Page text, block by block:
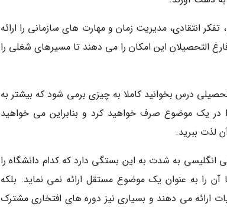
انتقادی، مدیریت زمان و مهارت های سازمانی را ارائه
التحصیلان این امکان را می دهند تا مسیرهای شغلی را
درس بخوانید کاملا به چیزی برمی شود که بیشتر به
در یک موضوع صرف خواهید کرد و بنابراین می خواهید
لذت ببرید.
به شدت به این بستگی دارد که کدام دانشگاه را
آن را به عنوان یک موضوع مستقل ارائه نمی نماید. بلکه
ارائه می دهند و بسیاری نیز دوره های افتخاری مشترک